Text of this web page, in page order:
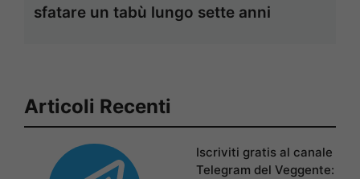
sfatare un tabù lungo sette anni
Articoli Recenti
Iscriviti gratis al canale
Telegram del Veggente: